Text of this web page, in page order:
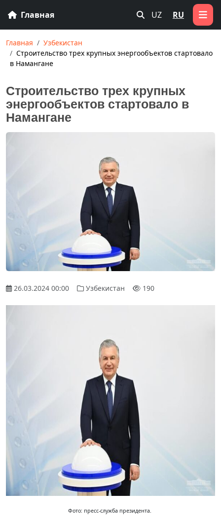
Главная UZ RU
Главная
Узбекистан
Строительство трех крупных энергообъектов стартовало
в Намангане
Строительство трех крупных
энергообъектов стартовало в
Намангане
26.03.2024 00:00 Узбекистан 190
Фото: пресс-служба президента.